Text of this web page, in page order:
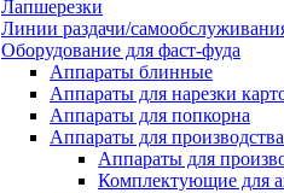
Лапшерезки
Линии раздачи/
Оборудование для фаст-фуда
Аппараты блинные
Аппараты для нарезки
Аппараты для попкорна
Аппараты для
Аппараты для
Комплектующие для